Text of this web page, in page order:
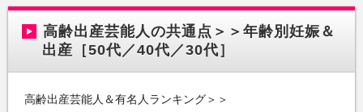
高齢出産芸能人の共通点＞＞年齢別妊娠＆
出産［50代／40代／30代］
高齢出産芸能人＆有名人ランキング＞＞